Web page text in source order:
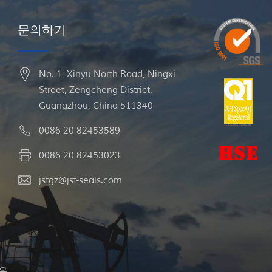
문의하기
No. 1, Xinyu North Road, Ningxi
Street, Zengcheng District,
Guangzhou, China 511340
0086 20 82453589
0086 20 82453023
jstgz@jst-seals.com